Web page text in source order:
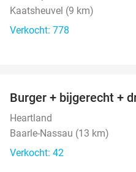
Kaatsheuvel (9 km)
Verkocht: 778
Burger + bijgerecht +
Heartland
Baarle-Nassau (13 km)
Verkocht: 42